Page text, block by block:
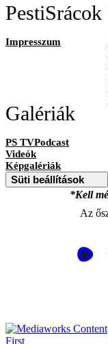
PestiSrácok
Impresszum
Galériák
PS TVPodcast
Videók
Képgalériák
Süti beállítások
*Kell
Az